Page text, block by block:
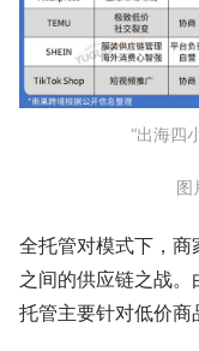
“出海四
图
全托管对模式下，商
之间的供应链之战
托管主要针对低价商